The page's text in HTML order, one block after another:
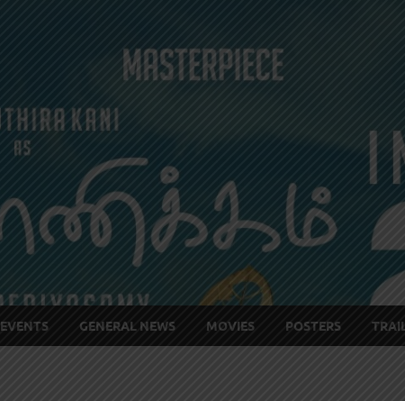
EVENTS GENERAL NEWS MOVIES POSTERS